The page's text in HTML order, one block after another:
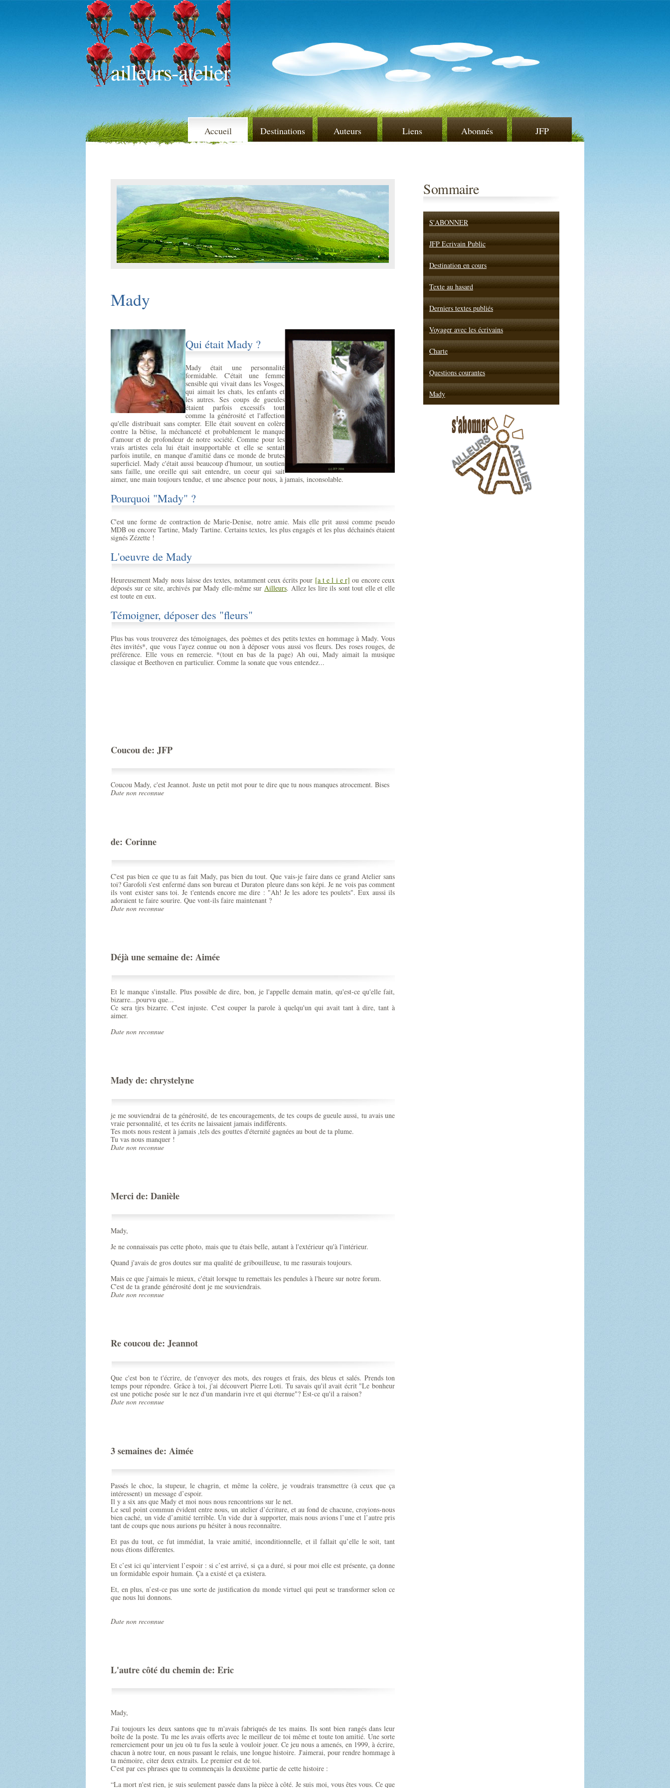
ailleurs-atelier
Accueil Destinations Auteurs Liens Abonnés JFP
Sommaire
S'ABONNER
JFP Ecrivain Public
Destination en cours
Texte au hasard
Derniers textes publiés
Voyager avec les écrivains
Charte
Questions courantes
Mady
Mady
Qui était Mady ?
Mady était une personnalité
formidable. C'était une femme
sensible qui vivait dans les Vosges,
qui aimait les chats, les enfants et
les autres. Ses coups de gueules
étaient parfois excessifs tout
comme la générosité et l'affection
qu'elle distribuait sans compter. Elle était souvent en colère
contre la bêtise, la méchanceté et probablement le manque
d'amour et de profondeur de notre société. Comme pour les
vrais artistes cela lui était insupportable et elle se sentait
parfois inutile, en manque d'amitié dans ce monde de brutes
superficiel. Mady c'était aussi beaucoup d'humour, un soutien
sans faille, une oreille qui sait entendre, un coeur qui sait
aimer, une main toujours tendue, et une absence pour nous, à jamais, inconsolable.
Pourquoi "Mady" ?
C'est une forme de contraction de Marie-Denise, notre amie. Mais elle prit aussi comme pseudo
MDB ou encore Tartine, Mady Tartine. Certains textes, les plus engagés et les plus déchainés étaient
signés Zézette !
L'oeuvre de Mady
Heureusement Mady nous laisse des textes, notamment ceux écrits pour [a t e l i e r] ou encore ceux
déposés sur ce site, archivés par Mady elle-même sur Ailleurs. Allez les lire ils sont tout elle et elle
est toute en eux.
Témoigner, déposer des "fleurs"
Plus bas vous trouverez des témoignages, des poèmes et des petits textes en hommage à Mady. Vous
êtes invités*, que vous l'ayez connue ou non à déposer vous aussi vos fleurs. Des roses rouges, de
préférence. Elle vous en remercie. *(tout en bas de la page) Ah oui, Mady aimait la musique
classique et Beethoven en particulier. Comme la sonate que vous entendez...
Coucou de: JFP
Coucou Mady, c'est Jeannot. Juste un petit mot pour te dire que tu nous manques atrocement. Bises
Date non reconnue
de: Corinne
C'est pas bien ce que tu as fait Mady, pas bien du tout. Que vais-je faire dans ce grand Atelier sans
toi? Garofoli s'est enfermé dans son bureau et Duraton pleure dans son képi. Je ne vois pas comment
ils vont exister sans toi. Je t'entends encore me dire : "Ah! Je les adore tes poulets". Eux aussi ils
adoraient te faire sourire. Que vont-ils faire maintenant ?
Date non reconnue
Déjà une semaine de: Aimée
Et le manque s'installe. Plus possible de dire, bon, je l'appelle demain matin, qu'est-ce qu'elle fait,
bizarre...pourvu que...
Ce sera tjrs bizarre. C'est injuste. C'est couper la parole à quelqu'un qui avait tant à dire, tant à
aimer.
Date non reconnue
Mady de: chrystelyne
je me souviendrai de ta générosité, de tes encouragements, de tes coups de gueule aussi, tu avais une
vraie personnalité, et tes écrits ne laissaient jamais indifférents.
Tes mots nous restent à jamais ,tels des gouttes d'éternité gagnées au bout de ta plume.
Tu vas nous manquer !
Date non reconnue
Merci de: Danièle
Mady,
Je ne connaissais pas cette photo, mais que tu étais belle, autant à l'extérieur qu'à l'intérieur.
Quand j'avais de gros doutes sur ma qualité de gribouilleuse, tu me rassurais toujours.
Mais ce que j'aimais le mieux, c'était lorsque tu remettais les pendules à l'heure sur notre forum.
C'est de ta grande générosité dont je me souviendrais.
Date non reconnue
Re coucou de: Jeannot
Que c'est bon te t'écrire, de t'envoyer des mots, des rouges et frais, des bleus et salés. Prends ton
temps pour répondre. Grâce à toi, j'ai découvert Pierre Loti. Tu savais qu'il avait écrit "Le bonheur
est une potiche posée sur le nez d'un mandarin ivre et qui éternue"? Est-ce qu'il a raison?
Date non reconnue
3 semaines de: Aimée
Passés le choc, la stupeur, le chagrin, et même la colère, je voudrais transmettre (à ceux que ça
intéressent) un message d’espoir.
Il y a six ans que Mady et moi nous nous rencontrions sur le net.
Le seul point commun évident entre nous, un atelier d’écriture, et au fond de chacune, croyions-nous
bien caché, un vide d’amitié terrible. Un vide dur à supporter, mais nous avions l’une et l’autre pris
tant de coups que nous aurions pu hésiter à nous reconnaître.
Et pas du tout, ce fut immédiat, la vraie amitié, inconditionnelle, et il fallait qu’elle le soit, tant
nous étions différentes.
Et c’est ici qu’intervient l’espoir : si c’est arrivé, si ça a duré, si pour moi elle est présente, ça donne
un formidable espoir humain. Ça a existé et ça existera.
Et, en plus, n’est-ce pas une sorte de justification du monde virtuel qui peut se transformer selon ce
que nous lui donnons.
Date non reconnue
L'autre côté du chemin de: Eric
Mady,
J'ai toujours les deux santons que tu m'avais fabriqués de tes mains. Ils sont bien rangés dans leur
boîte de la poste. Tu me les avais offerts avec le meilleur de toi même et toute ton amitié. Une sorte
remerciement pour un jeu où tu fus la seule à vouloir jouer. Ce jeu nous a amenés, en 1999, à écrire,
chacun à notre tour, en nous passant le relais, une longue histoire. J'aimerai, pour rendre hommage à
ta mémoire, citer deux extraits. Le premier est de toi.
C'est par ces phrases que tu commençais la deuxième partie de cette histoire :
“La mort n'est rien, je suis seulement passée dans la pièce à côté. Je suis moi, vous êtes vous. Ce que